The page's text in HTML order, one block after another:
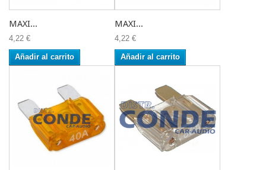
MAXI...
4,22 €
Añadir al carrito
MAXI...
4,22 €
Añadir al carrito